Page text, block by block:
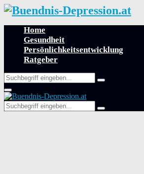
Home
Gesundheit
Persönlichkeitsentwicklung
Ratgeber
Search
for:
Search
Primary
Menu
Search
for:
Search